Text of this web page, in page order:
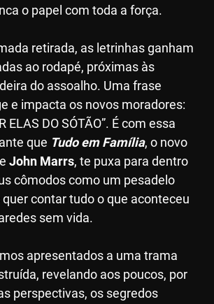
o papel com toda a força.
retirada, as letrinhas ganham
ao rodapé, próximas às
do assoalho. Uma frase
e impacta os novos moradores:
ELAS DO SÓTÃO”. É com essa
que Tudo em Família, o novo
John Marrs, te puxa para dentro
cômodos como um pesadelo
contar tudo o que aconteceu
sem vida.
apresentados a uma trama
revelando aos poucos, por
perspectivas, os segredos